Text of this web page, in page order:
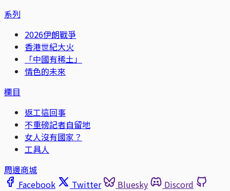
系列
2026伊朗戰爭
香港世紀大火
「中國有稀土」
情色的未來
欄目
返工這回事
不重磅記者自留地
女人沒有國家？
工具人
周邊商城
Facebook
Twitter Bluesky
Discord